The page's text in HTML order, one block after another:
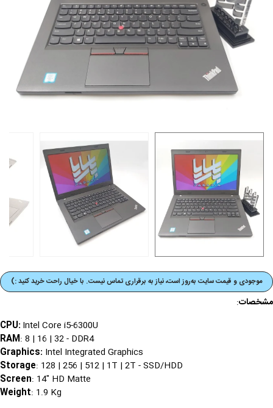
موجودی و قیمت‌ سایت به‌روز است، نیاز به برقراری تماس نیست. با خیال راحت خرید کنید :)
مشخصات:
CPU: Intel Core i5-6300U
RAM: 8 | 16 | 32 - DDR4
Graphics: Intel Integrated Graphics
Storage: 128 | 256 | 512 | 1T | 2T - SSD/HDD
Screen: 14" HD Matte
Weight: 1.9 Kg